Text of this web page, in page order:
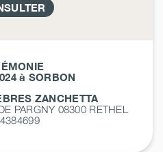
à SORBON
ZANCHETTA
PARGNY 08300 RETHEL